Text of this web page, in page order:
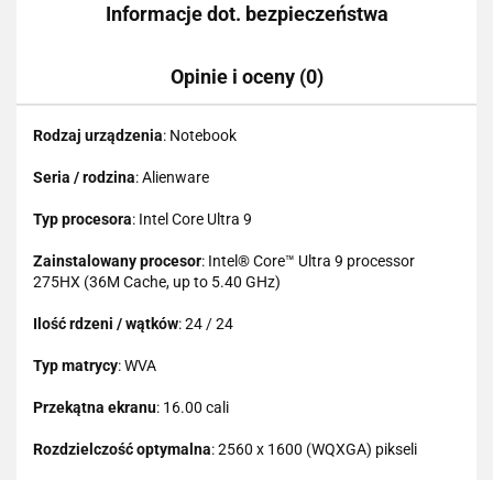
Informacje dot. bezpieczeństwa
Opinie i oceny (0)
Rodzaj urządzenia: Notebook
Seria / rodzina: Alienware
Typ procesora: Intel Core Ultra 9
Zainstalowany procesor: Intel® Core™ Ultra 9 processor
275HX (36M Cache, up to 5.40 GHz)
Ilość rdzeni / wątków: 24 / 24
Typ matrycy: WVA
Przekątna ekranu: 16.00 cali
Rozdzielczość optymalna: 2560 x 1600 (WQXGA) pikseli